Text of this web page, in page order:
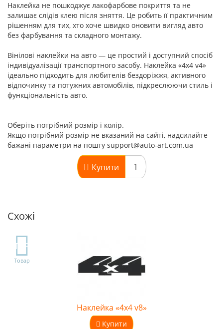
Наклейка не пошкоджує лакофарбове покриття та не
залишає слідів клею після зняття. Це робить її практичним
рішенням для тих, хто хоче швидко оновити вигляд авто
без фарбування та складного монтажу.
Вінілові наклейки на авто — це простий і доступний спосіб
індивідуалізації транспортного засобу. Наклейка «4x4 v4»
ідеально підходить для любителів бездоріжжя, активного
відпочинку та потужних автомобілів, підкреслюючи стиль і
функціональність авто.
Оберіть потрібний розмір і колір.
Якщо потрібний розмір не вказаний на сайті, надсилайте
бажані параметри на пошту support@auto-art.com.ua
Купити
Схожі
TOP
Товар
Наклейка «4x4 v8»
Купити